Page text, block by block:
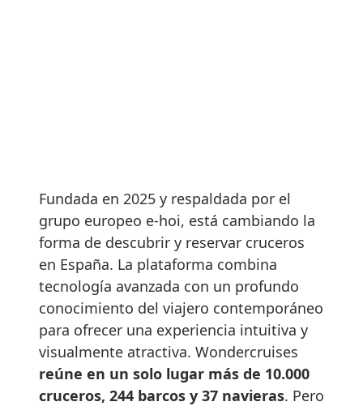
Fundada en 2025 y respaldada por el
grupo europeo e-hoi, está cambiando la
forma de descubrir y reservar cruceros
en España. La plataforma combina
tecnología avanzada con un profundo
conocimiento del viajero contemporáneo
para ofrecer una experiencia intuitiva y
visualmente atractiva. Wondercruises
reúne en un solo lugar más de 10.000
cruceros, 244 barcos y 37 navieras. Pero